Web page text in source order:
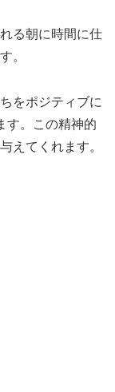
る朝に時間に仕
。
をポジティブに
す。この精神的
えてくれます。